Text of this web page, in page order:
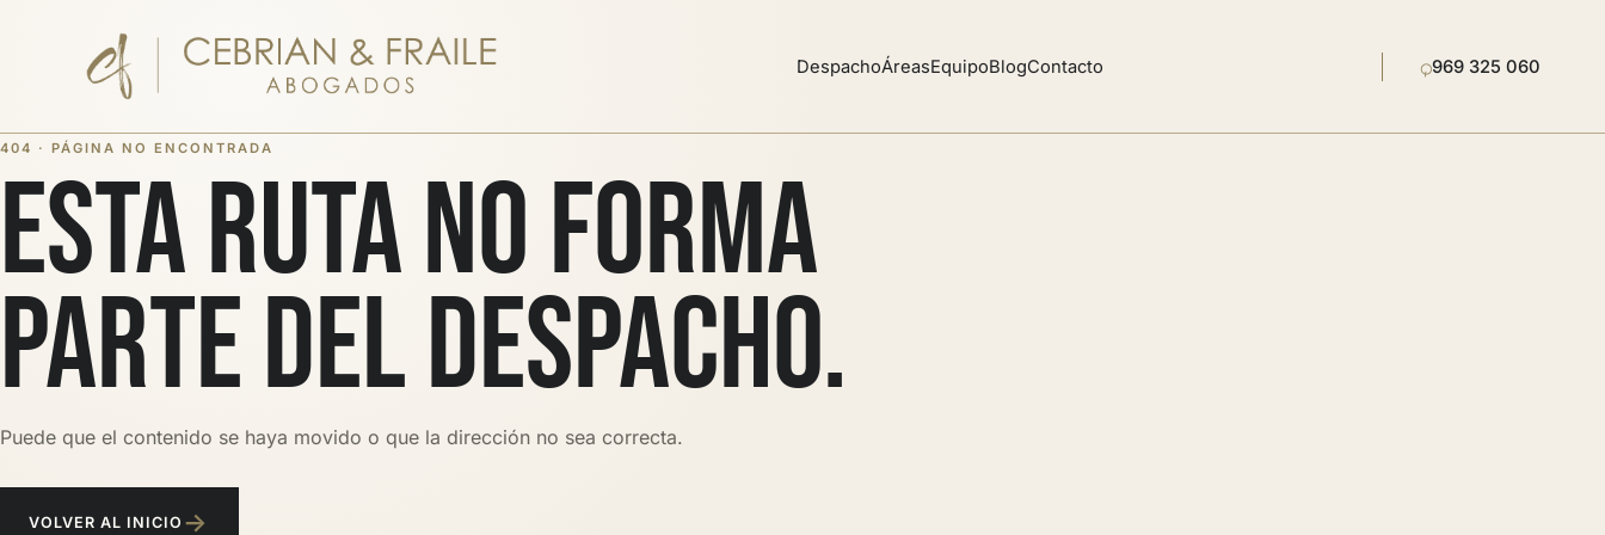
DespachoÁreasEquipoBlogContacto ⌕969 325 060
404 · PÁGINA NO ENCONTRADA
ESTA RUTA NO FORMA
PARTE DEL DESPACHO.
Puede que el contenido se haya movido o que la dirección no sea correcta.
VOLVER AL INICIO →